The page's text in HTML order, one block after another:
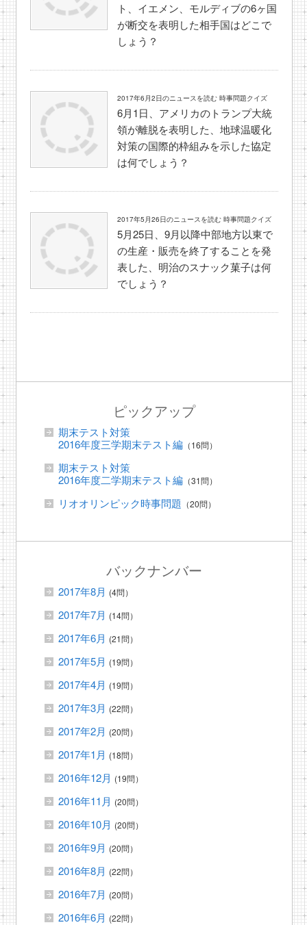
ト、イエメン、モルディブの6ヶ国
が断交を表明した相手国はどこで
しょう？
2017年6月2日のニュースを読む 時事問題クイズ
6月1日、アメリカのトランプ大統
領が離脱を表明した、地球温暖化
対策の国際的枠組みを示した協定
は何でしょう？
2017年5月26日のニュースを読む 時事問題クイズ
5月25日、9月以降中部地方以東で
の生産・販売を終了することを発
表した、明治のスナック菓子は何
でしょう？
ピックアップ
期末テスト対策
2016年度三学期末テスト編（16問）
期末テスト対策
2016年度二学期末テスト編（31問）
リオオリンピック時事問題 （20問）
バックナンバー
2017年8月 (4問）
2017年7月 (14問）
2017年6月 (21問）
2017年5月 (19問）
2017年4月 (19問）
2017年3月 (22問）
2017年2月 (20問）
2017年1月 (18問）
2016年12月 (19問）
2016年11月 (20問）
2016年10月 (20問）
2016年9月 (20問）
2016年8月 (22問）
2016年7月 (20問）
2016年6月 (22問）